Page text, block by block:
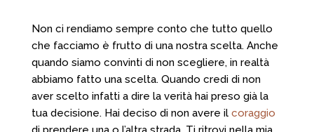
Non ci rendiamo sempre conto che tutto quello
che facciamo è frutto di una nostra scelta. Anche
quando siamo convinti di non scegliere, in realtà
abbiamo fatto una scelta. Quando credi di non
aver scelto infatti a dire la verità hai preso già la
tua decisione. Hai deciso di non avere il coraggio